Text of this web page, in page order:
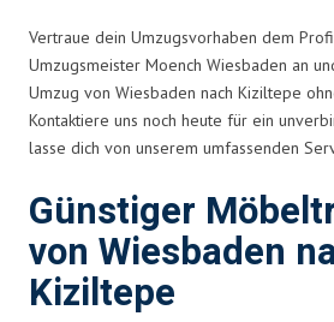
Vertraue dein Umzugsvorhaben dem
Umzugsmeister Moench Wiesbaden an
Umzug von Wiesbaden nach Kiziltepe
Kontaktiere uns noch heute für ein
lasse dich von unserem umfassenden
Günstiger
von Wiesbaden
Kiziltepe